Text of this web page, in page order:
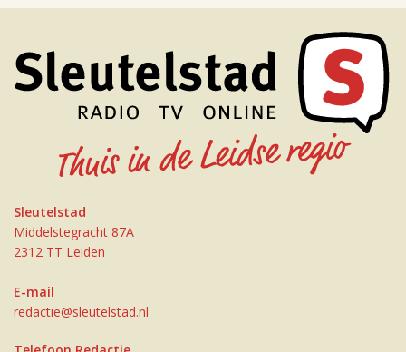
Sleutelstad
Middelstegracht 87A
2312 TT Leiden
E-mail
redactie@sleutelstad.nl